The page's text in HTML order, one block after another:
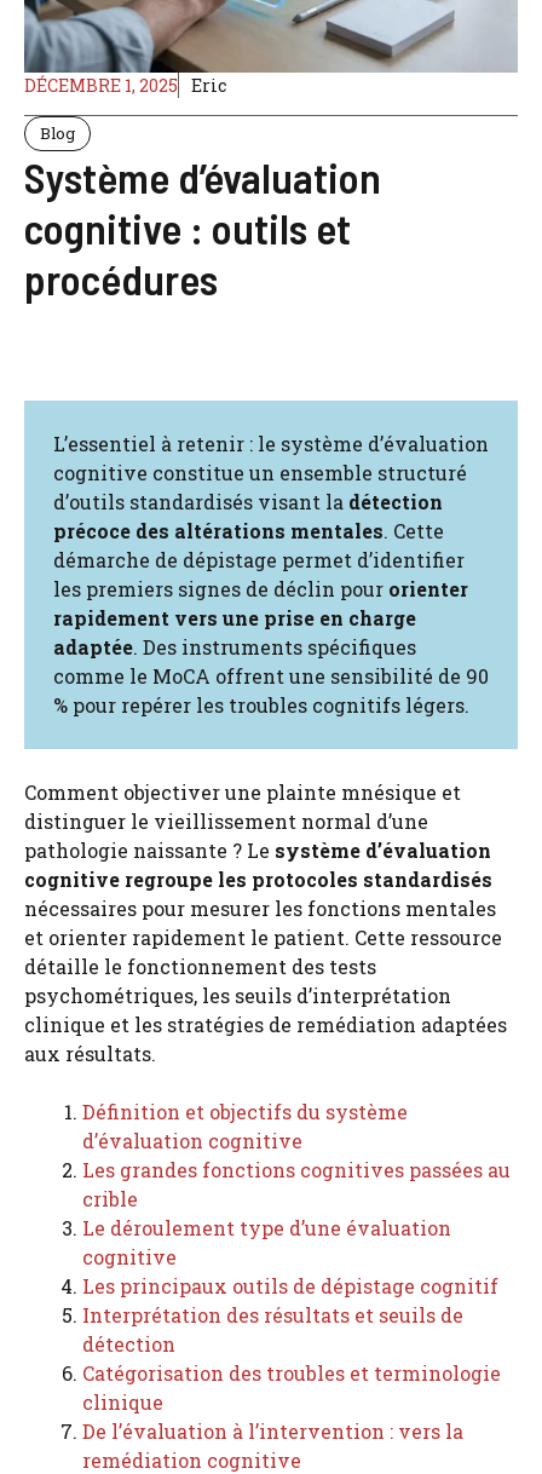
DÉCEMBRE 1, 2025 Eric
Blog
Système d’évaluation
cognitive : outils et
procédures
L’essentiel à retenir : le système d’évaluation
cognitive constitue un ensemble structuré
d’outils standardisés visant la détection
précoce des altérations mentales. Cette
démarche de dépistage permet d’identifier
les premiers signes de déclin pour orienter
rapidement vers une prise en charge
adaptée. Des instruments spécifiques
comme le MoCA offrent une sensibilité de 90
% pour repérer les troubles cognitifs légers.
Comment objectiver une plainte mnésique et
distinguer le vieillissement normal d’une
pathologie naissante ? Le système d’évaluation
cognitive regroupe les protocoles standardisés
nécessaires pour mesurer les fonctions mentales
et orienter rapidement le patient. Cette ressource
détaille le fonctionnement des tests
psychométriques, les seuils d’interprétation
clinique et les stratégies de remédiation adaptées
aux résultats.
Définition et objectifs du système
d’évaluation cognitive
Les grandes fonctions cognitives passées au
crible
Le déroulement type d’une évaluation
cognitive
Les principaux outils de dépistage cognitif
Interprétation des résultats et seuils de
détection
Catégorisation des troubles et terminologie
clinique
De l’évaluation à l’intervention : vers la
remédiation cognitive